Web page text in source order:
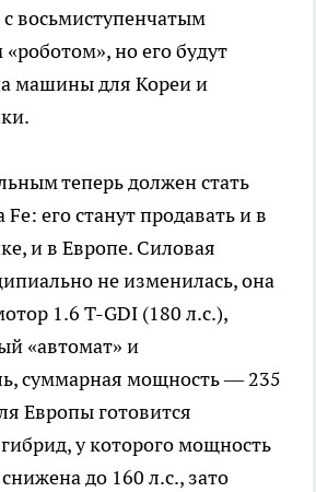
восьмиступенчатым
но его будут
машины для Кореи и
теперь должен стать
его станут продавать и в
и в Европе. Силовая
не изменилась, она
1.6 T-GDI (180 л.с.),
«автомат» и
суммарная мощность — 235
Европы готовится
у которого мощность
до 160 л.с., зато